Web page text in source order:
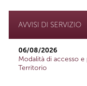
AVVISI DI SERVIZIO
06/08/2026
Modalità di accesso
Territorio